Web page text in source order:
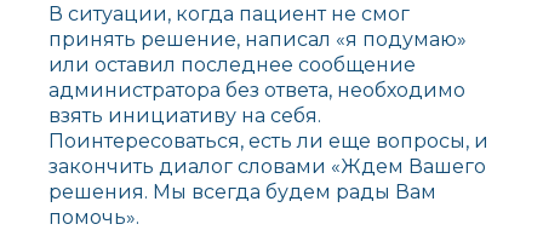
В ситуации, когда пациент не смог
принять решение, написал «я подумаю»
или оставил последнее сообщение
администратора без ответа, необходимо
взять инициативу на себя.
Поинтересоваться, есть ли еще вопросы, и
закончить диалог словами «Ждем Вашего
решения. Мы всегда будем рады Вам
помочь».